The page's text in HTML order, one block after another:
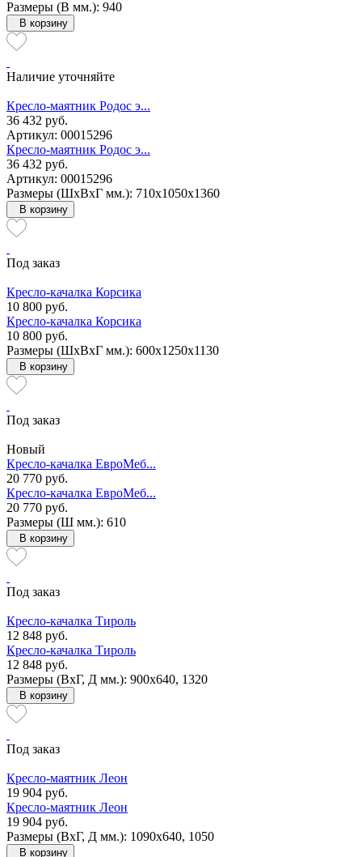
Размеры (В мм.): 940
В корзину
Наличие уточняйте
Кресло-маятник Родос э...
36 432 руб.
Артикул: 00015296
Кресло-маятник Родос э...
36 432 руб.
Артикул: 00015296
Размеры (ШxВxГ мм.): 710x1050x1360
В корзину
Под заказ
Кресло-качалка Корсика
10 800 руб.
Кресло-качалка Корсика
10 800 руб.
Размеры (ШxВxГ мм.): 600x1250x1130
В корзину
Под заказ
Новый
Кресло-качалка ЕвроМеб...
20 770 руб.
Кресло-качалка ЕвроМеб...
20 770 руб.
Размеры (Ш мм.): 610
В корзину
Под заказ
Кресло-качалка Тироль
12 848 руб.
Кресло-качалка Тироль
12 848 руб.
Размеры (ВxГ, Д мм.): 900x640, 1320
В корзину
Под заказ
Кресло-маятник Леон
19 904 руб.
Кресло-маятник Леон
19 904 руб.
Размеры (ВxГ, Д мм.): 1090x640, 1050
В корзину